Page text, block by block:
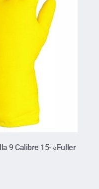
9 Calibre 15- «Fuller